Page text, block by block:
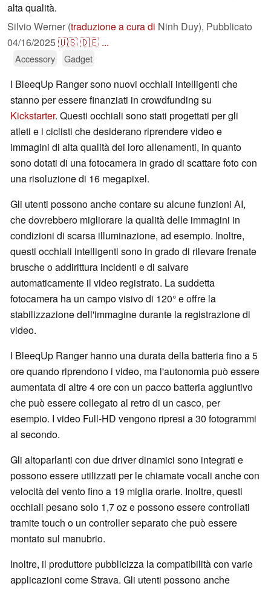
alta qualità.
Silvio Werner (traduzione a cura di Ninh Duy), Pubblicato
04/16/2025🇺🇸🇩🇪 ...
Accessory Gadget
I BleeqUp Ranger sono nuovi occhiali intelligenti che
stanno per essere finanziati in crowdfunding su
Kickstarter. Questi occhiali sono stati progettati per gli
atleti e i ciclisti che desiderano riprendere video e
immagini di alta qualità dei loro allenamenti, in quanto
sono dotati di una fotocamera in grado di scattare foto con
una risoluzione di 16 megapixel.
Gli utenti possono anche contare su alcune funzioni AI,
che dovrebbero migliorare la qualità delle immagini in
condizioni di scarsa illuminazione, ad esempio. Inoltre,
questi occhiali intelligenti sono in grado di rilevare frenate
brusche o addirittura incidenti e di salvare
automaticamente il video registrato. La suddetta
fotocamera ha un campo visivo di 120° e offre la
stabilizzazione dell'immagine durante la registrazione di
video.
I BleeqUp Ranger hanno una durata della batteria fino a 5
ore quando riprendono i video, ma l'autonomia può essere
aumentata di altre 4 ore con un pacco batteria aggiuntivo
che può essere collegato al retro di un casco, per
esempio. I video Full-HD vengono ripresi a 30 fotogrammi
al secondo.
Gli altoparlanti con due driver dinamici sono integrati e
possono essere utilizzati per le chiamate vocali anche con
velocità del vento fino a 19 miglia orarie. Inoltre, questi
occhiali pesano solo 1,7 oz e possono essere controllati
tramite touch o un controller separato che può essere
montato sul manubrio.
Inoltre, il produttore pubblicizza la compatibilità con varie
applicazioni come Strava. Gli utenti possono anche